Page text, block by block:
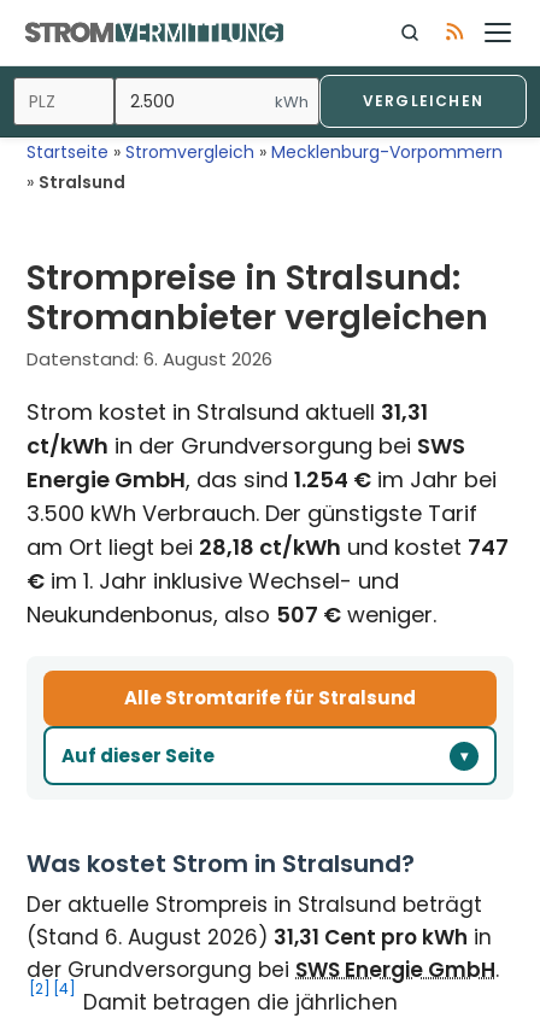
Inhalt
springen
kWh VERGLEICHEN
Startseite »Stromvergleich »Mecklenburg-Vorpommern
» Stralsund
Strompreise in Stralsund:
Stromanbieter vergleichen
Datenstand:6. August 2026
Strom kostet in Stralsund aktuell 31,31
ct/kWh in der Grundversorgung bei SWS
Energie GmbH, das sind1.254 € im Jahr bei
3.500 kWh Verbrauch. Der günstigste Tarif
am Ort liegt bei 28,18 ct/kWh und kostet 747
€ im 1. Jahr inklusive Wechsel- und
Neukundenbonus, also 507 € weniger.
Auf dieser Seite
Alle Stromtarife für Stralsund
Was kostet Strom in Stralsund?
Der aktuelle Strompreis in Stralsund beträgt
(Stand 6. August 2026) 31,31 Cent pro kWh in
der Grundversorgung beiSWS Energie GmbH.
[2] [4]
Damit betragen die jährlichen